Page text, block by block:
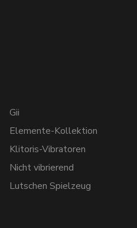
Gii
Elemente-Kollektion
Klitoris-Vibratoren
Nicht vibrierend
Lutschen Spielzeug